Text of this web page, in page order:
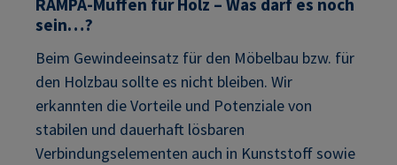
sein…?
Beim Gewindeeinsatz für den Möbelbau bzw. für
den Holzbau sollte es nicht bleiben. Wir
erkannten die Vorteile und Potenziale von
stabilen und dauerhaft lösbaren
Verbindungselementen auch in Kunststoff sowie